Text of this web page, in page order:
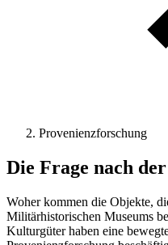
Provenienzforschung
Die Frage nach
Woher kommen die Objekte,
Militärhistorischen Museums
Kulturgüter haben eine